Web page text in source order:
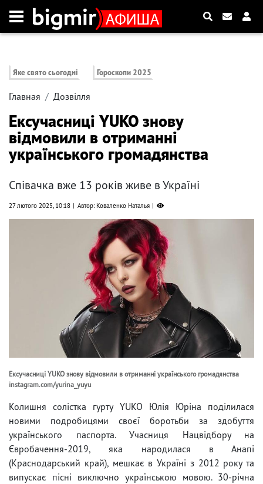
Яке свято сьогодні Гороскопи 2025
Главная Дозвілля
Ексучасниці YUKO знову
відмовили в отриманні
українського громадянства
Співачка вже 13 років живе в Україні
27 лютого 2025, 10:18 Автор: Коваленко Наталья
Ексучасниці YUKO знову відмовили в отриманні українського громадянства
instagram.com/yurina_yuyu
Колишня солістка гурту YUKO Юлія Юріна поділилася
новими подробицями своєї боротьби за здобуття
українського паспорта. Учасниця Нацвідбору на
Євробачення-2019, яка народилася в Анапі
(Краснодарський край), мешкає в Україні з 2012 року та
випускає пісні виключно українською мовою. 30-річна